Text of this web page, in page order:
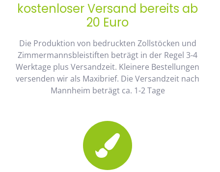
kostenloser Versand bereits ab
20 Euro
Die Produktion von bedruckten Zollstöcken und
Zimmermannsbleistiften beträgt in der Regel 3-4
Werktage plus Versandzeit. Kleinere Bestellungen
versenden wir als Maxibrief. Die Versandzeit nach
Mannheim beträgt ca. 1-2 Tage